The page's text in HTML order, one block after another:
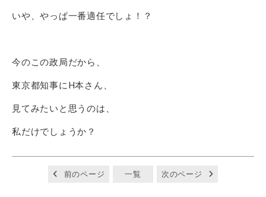
いや、やっぱ一番適任でしょ！？
今のこの政局だから、
東京都知事にH本さん、
見てみたいと思うのは、
私だけでしょうか？
前のページ 一覧 次のページ